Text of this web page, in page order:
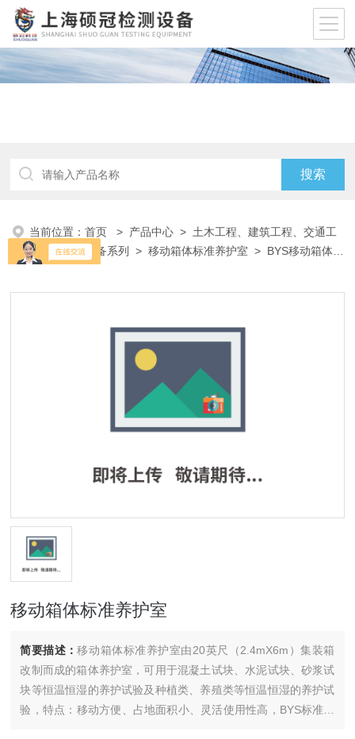
当前位置：首页 > 产品中心 > 土木工程、建筑工程、交通工
程试验仪器设备系列
>移动箱体标准养护室 > BYS移动箱体标
移动箱体标准养护室
简要描述：移动箱体标准养护室由20英尺（2.4mX6m）集装箱
改制而成的箱体养护室，可用于混凝土试块、水泥试块、砂浆试
块等恒温恒湿的养护试验及种植类、养殖类等恒温恒湿的养护试
验，特点：移动方便、占地面积小、灵活使用性高，BYS标准养